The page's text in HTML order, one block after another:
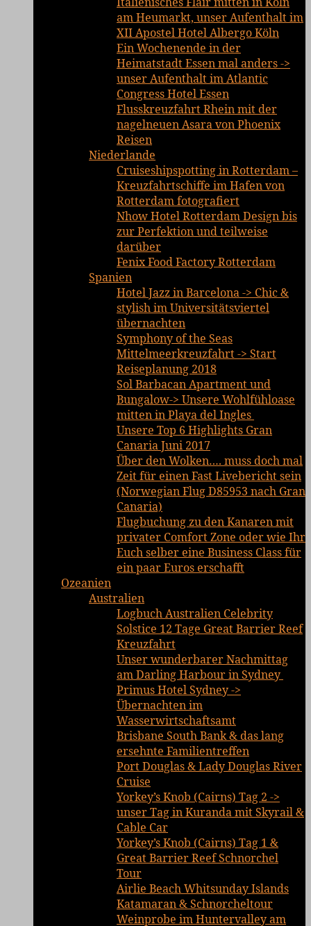
am Heumarkt, unser Aufenthalt im
XII Apostel Hotel Albergo Köln
Ein Wochenende in der
Heimatstadt Essen mal anders ->
unser Aufenthalt im Atlantic
Congress Hotel Essen
Flusskreuzfahrt Rhein mit der
nagelneuen Asara von Phoenix
Reisen
Niederlande
Cruiseshipspotting in Rotterdam –
Kreuzfahrtschiffe im Hafen von
Rotterdam fotografiert
Nhow Hotel Rotterdam Design bis
zur Perfektion und teilweise
darüber
Fenix Food Factory Rotterdam
Spanien
Hotel Jazz in Barcelona -> Chic &
stylish im Universitätsviertel
übernachten
Symphony of the Seas
Mittelmeerkreuzfahrt -> Start
Reiseplanung 2018
Sol Barbacan Apartment und
Bungalow-> Unsere Wohlfühloase
mitten in Playa del Ingles
Unsere Top 6 Highlights Gran
Canaria Juni 2017
Über den Wolken…. muss doch mal
Zeit für einen Fast Livebericht sein
(Norwegian Flug D85953 nach Gran
Canaria)
Flugbuchung zu den Kanaren mit
privater Comfort Zone oder wie Ihr
Euch selber eine Business Class für
ein paar Euros erschafft
Ozeanien
Australien
Logbuch Australien Celebrity
Solstice 12 Tage Great Barrier Reef
Kreuzfahrt
Unser wunderbarer Nachmittag
am Darling Harbour in Sydney
Primus Hotel Sydney ->
Übernachten im
Wasserwirtschaftsamt
Brisbane South Bank & das lang
ersehnte Familientreffen
Port Douglas & Lady Douglas River
Cruise
Yorkey’s Knob (Cairns) Tag 2 ->
unser Tag in Kuranda mit Skyrail &
Cable Car
Yorkey’s Knob (Cairns) Tag 1 &
Great Barrier Reef Schnorchel
Tour
Airlie Beach Whitsunday Islands
Katamaran & Schnorcheltour
Weinprobe im Huntervalley am